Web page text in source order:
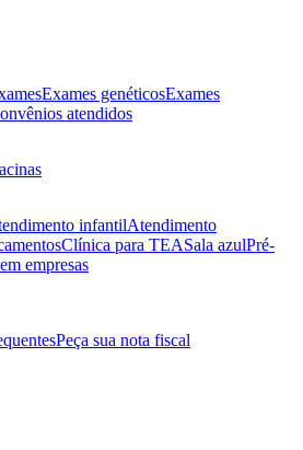
Exames genéticosExames
atendidos
infantilAtendimento
Clínica para TEASala azulPré-
empresas
Peça sua nota fiscal